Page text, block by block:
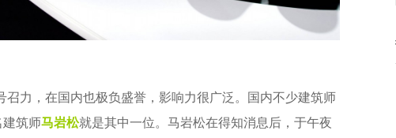
召力，在国内也极负盛誉，影响力很广泛。国内不少建筑师
筑师马岩松就是其中一位。马岩松在得知消息后，于午夜